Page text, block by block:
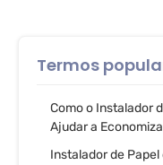
Termos
Como o Instalador
Ajudar a
Instalador de